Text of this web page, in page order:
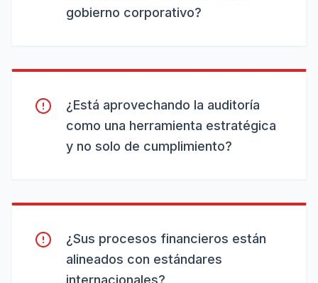
gobierno corporativo?
¿Está aprovechando la auditoría
como una herramienta estratégica
y no solo de cumplimiento?
¿Sus procesos financieros están
alineados con estándares
internacionales?